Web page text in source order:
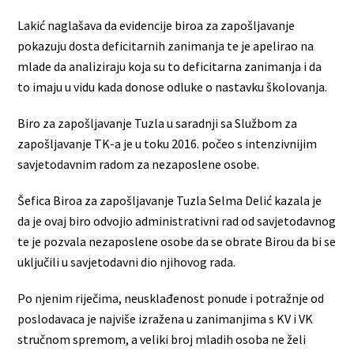
Lakić naglašava da evidencije biroa za zapošljavanje
pokazuju dosta deficitarnih zanimanja te je apelirao na
mlade da analiziraju koja su to deficitarna zanimanja i da
to imaju u vidu kada donose odluke o nastavku školovanja.
Biro za zapošljavanje Tuzla u saradnji sa Službom za
zapošljavanje TK-a je u toku 2016. počeo s intenzivnijim
savjetodavnim radom za nezaposlene osobe.
Šefica Biroa za zapošljavanje Tuzla Selma Delić kazala je
da je ovaj biro odvojio administrativni rad od savjetodavnog
te je pozvala nezaposlene osobe da se obrate Birou da bi se
uključili u savjetodavni dio njihovog rada.
Po njenim riječima, neusklađenost ponude i potražnje od
poslodavaca je najviše izražena u zanimanjima s KV i VK
stručnom spremom, a veliki broj mladih osoba ne želi